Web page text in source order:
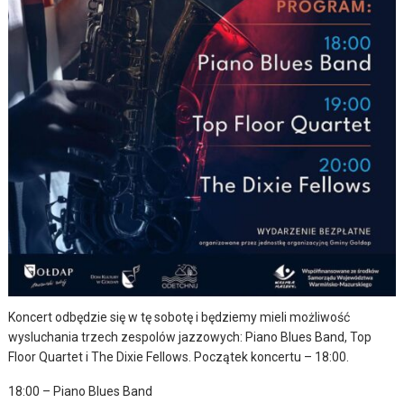
Koncert odbędzie się w tę sobotę i będziemy mieli możliwość
wysluchania trzech zespolów jazzowych: Piano Blues Band, Top
Floor Quartet i The Dixie Fellows. Początek koncertu – 18:00.
18:00 – Piano Blues Band